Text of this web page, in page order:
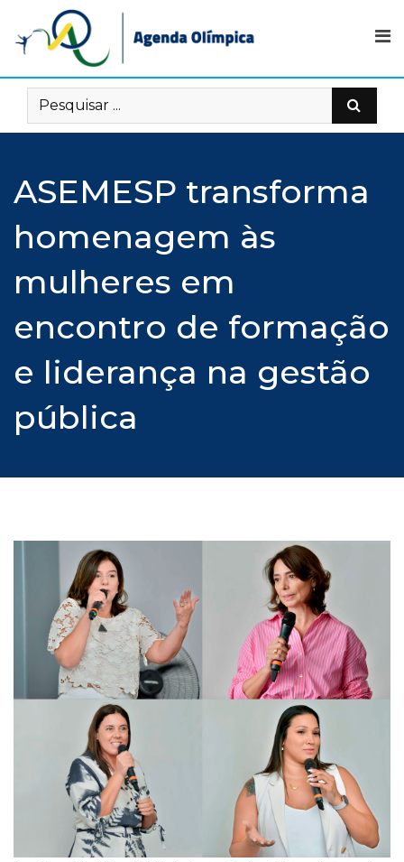
content
ASEMESP transforma
homenagem às
mulheres em
encontro de formação
e liderança na gestão
pública